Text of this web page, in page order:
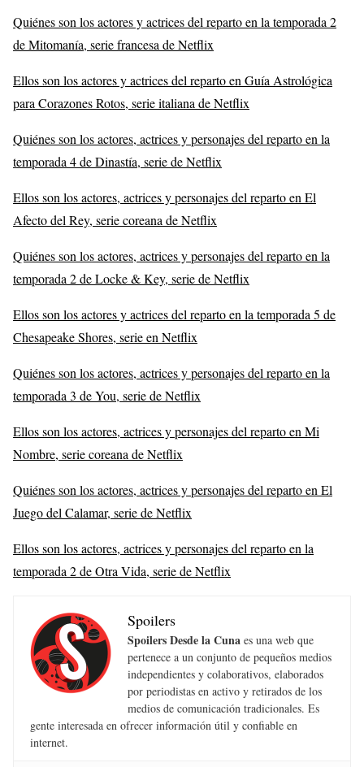
Quiénes son los actores y actrices del reparto en la temporada 2
de Mitomanía, serie francesa de Netflix
Ellos son los actores y actrices del reparto en Guía Astrológica
para Corazones Rotos, serie italiana de Netflix
Quiénes son los actores, actrices y personajes del reparto en la
temporada 4 de Dinastía, serie de Netflix
Ellos son los actores, actrices y personajes del reparto en El
Afecto del Rey, serie coreana de Netflix
Quiénes son los actores, actrices y personajes del reparto en la
temporada 2 de Locke & Key, serie de Netflix
Ellos son los actores y actrices del reparto en la temporada 5 de
Chesapeake Shores, serie en Netflix
Quiénes son los actores, actrices y personajes del reparto en la
temporada 3 de You, serie de Netflix
Ellos son los actores, actrices y personajes del reparto en Mi
Nombre, serie coreana de Netflix
Quiénes son los actores, actrices y personajes del reparto en El
Juego del Calamar, serie de Netflix
Ellos son los actores, actrices y personajes del reparto en la
temporada 2 de Otra Vida, serie de Netflix
Spoilers
Spoilers Desde la Cuna es una web que
pertenece a un conjunto de pequeños medios
independientes y colaborativos, elaborados
por periodistas en activo y retirados de los
medios de comunicación tradicionales. Es
gente interesada en ofrecer información útil y confiable en
internet.